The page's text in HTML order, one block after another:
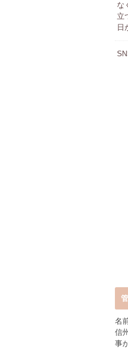
な
立
日
名
信
事